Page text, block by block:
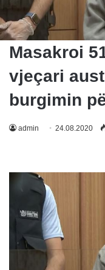
Masakroi
vjeçari
burgimin
admin 24.08.2020